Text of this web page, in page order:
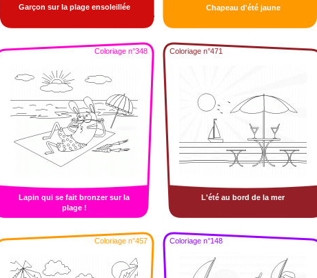
Garçon sur la plage ensoleillée Chapeau d'été jaune
Coloriage n°348
Lapin qui se fait bronzer sur la
plage !
Coloriage n°471
L'été au bord de la mer
Coloriage n°457 Coloriage n°148